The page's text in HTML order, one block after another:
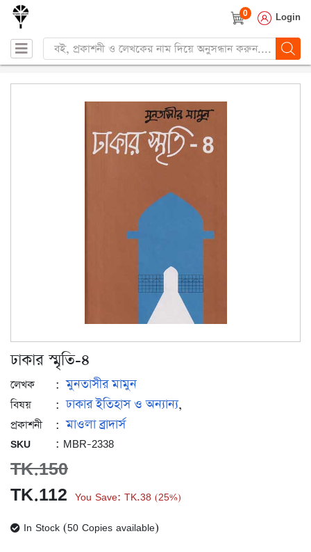
0 Login
Products
search
ঢাকার স্মৃতি-৪
লেখক : মুনতাসীর মামুন
বিষয় : ঢাকার ইতিহাস ও অন্যান্য,
প্রকাশনী : মাওলা ব্রাদার্স
SKU : MBR-2338
TK.150
Original
price
TK.112 Current
price
You Save: TK.38 (25%)
In Stock (50 Copies available)